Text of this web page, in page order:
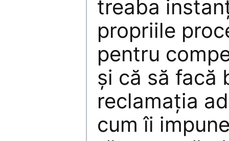
treaba
propriile
pentru
și că să facă
reclamația
cum îi